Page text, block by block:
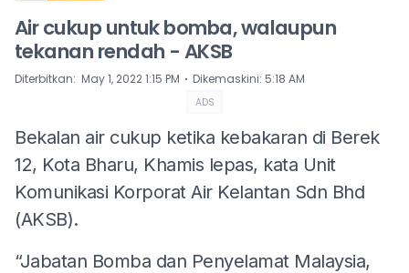
Air cukup untuk bomba, walaupun
tekanan rendah - AKSB
Diterbitkan: May 1, 2022 1:15 PM ⋅ Dikemaskini: 5:18 AM
ADS
Bekalan air cukup ketika kebakaran di Berek
12, Kota Bharu, Khamis lepas, kata Unit
Komunikasi Korporat Air Kelantan Sdn Bhd
(AKSB).
“Jabatan Bomba dan Penyelamat Malaysia,